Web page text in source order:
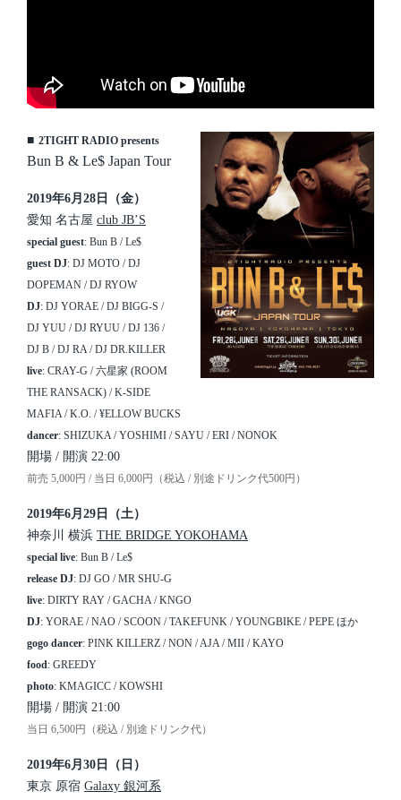
■ 2TIGHT RADIO presents
Bun B & Le$ Japan Tour
2019年6月28日（金）
愛知 名古屋 club JB’S
special guest: Bun B / Le$
guest DJ: DJ MOTO / DJ
DOPEMAN / DJ RYOW
DJ: DJ YORAE / DJ BIGG-S /
DJ YUU / DJ RYUU / DJ 136 /
DJ B / DJ RA / DJ DR.KILLER
live: CRAY-G / 六星家 (ROOM
THE RANSACK) / K-SIDE
MAFIA / K.O. / ¥ELLOW BUCKS
dancer: SHIZUKA / YOSHIMI / SAYU / ERI / NONOK
開場 / 開演 22:00
前売 5,000円 / 当日 6,000円（税込 / 別途ドリンク代500円）
2019年6月29日（土）
神奈川 横浜 THE BRIDGE YOKOHAMA
special live: Bun B / Le$
release DJ: DJ GO / MR SHU-G
live: DIRTY RAY / GACHA / KNGO
DJ: YORAE / NAO / SCOON / TAKEFUNK / YOUNGBIKE / PEPE ほか
gogo dancer: PINK KILLERZ / NON / AJA / MII / KAYO
food: GREEDY
photo: KMAGICC / KOWSHI
開場 / 開演 21:00
当日 6,500円（税込 / 別途ドリンク代）
2019年6月30日（日）
東京 原宿 Galaxy 銀河系